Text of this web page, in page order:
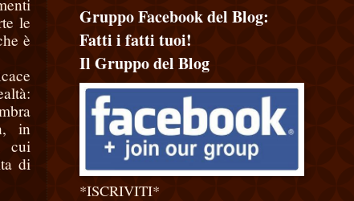
le
è
in
cui
di
Gruppo Facebook del Blog:
Fatti i fatti tuoi!
Il Gruppo del Blog
*ISCRIVITI*